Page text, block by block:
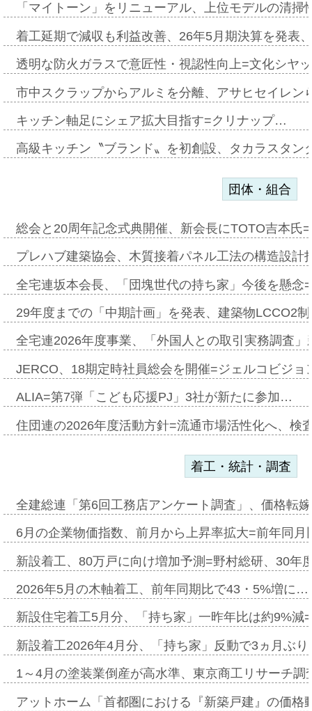
「マイトーン」をリニューアル、上位モデルの清
着工延期で減収も利益改善、26年5月期決算を発表
透明な防火ガラスで意匠性・視認性向上=文化シヤ
市中スクラップからアルミを分離、アサヒセイレ
キッチン軸足にシェア拡大目指す=クリナップ…
高級キッチン〝ブランド〟を初創設、タカラスタ
団体・組合
総会と20周年記念式典開催、新会長にTOTO吉本氏
プレハブ建築協会、木質接着パネル工法の構造設
全宅連坂本会長、「団塊世代の持ち家」今後を懸
29年度までの「中期計画」を発表、建築物LCCO2
全宅連2026年度事業、「外国人との取引実務調査
JERCO、18期定時社員総会を開催=ジェルコビジ
ALIA=第7弾「こども応援PJ」3社が新たに参加…
住団連の2026年度活動方針=流通市場活性化へ、検
着工・統計・調査
全建総連「第6回工務店アンケート調査」、価格転
6月の企業物価指数、前月から上昇率拡大=前年同
新設着工、80万戸に向け増加予測=野村総研、30年
2026年5月の木軸着工、前年同期比で43・5%増に…
新設住宅着工5月分、「持ち家」一昨年比は約9%
新設着工2026年4月分、「持ち家」反動で3ヵ月ぶ
1～4月の塗装業倒産が高水準、東京商工リサーチ
アットホーム「首都圏における『新築戸建』の価